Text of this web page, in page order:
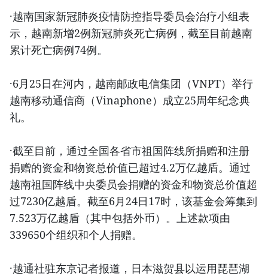
·越南国家新冠肺炎疫情防控指导委员会治疗小组表
示，越南新增2例新冠肺炎死亡病例，截至目前越南
累计死亡病例74例。
·6月25日在河内，越南邮政电信集团（VNPT）举行
越南移动通信商（Vinaphone）成立25周年纪念典
礼。
·截至目前，通过全国各省市祖国阵线所捐赠和注册
捐赠的资金和物资总价值已超过4.2万亿越盾。通过
越南祖国阵线中央委员会捐赠的资金和物资总价值超
过7230亿越盾。截至6月24日17时，该基金会筹集到
7.523万亿越盾（其中包括外币）。上述款项由
339650个组织和个人捐赠。
·越通社驻东京记者报道，日本滋贺县以运用琵琶湖